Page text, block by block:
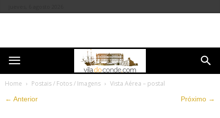
Home Postais / Fotos / Imagens Vista Aérea – postal
← Anterior Próximo →